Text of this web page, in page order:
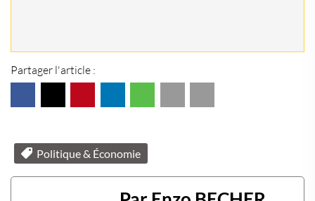
Partager l'article :
Politique & Économie